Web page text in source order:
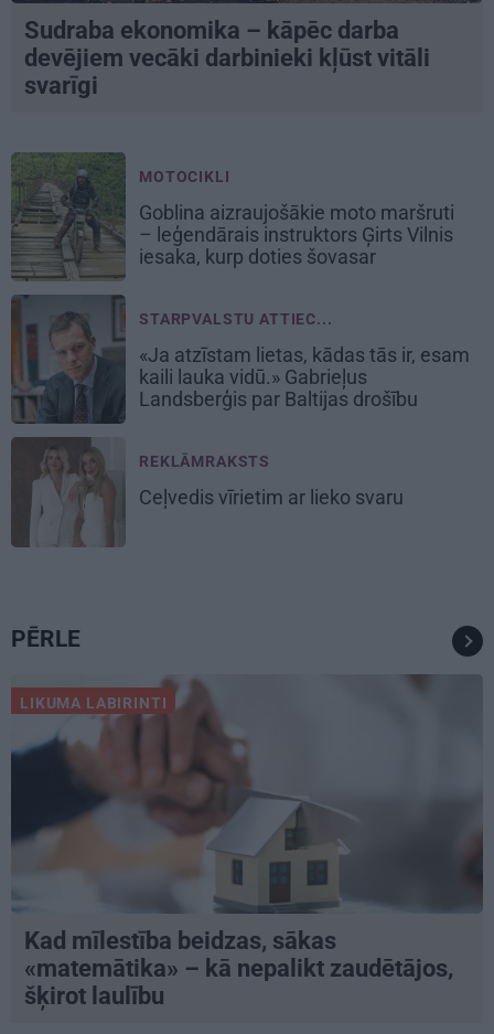
Sudraba ekonomika – kāpēc darba
devējiem vecāki darbinieki kļūst vitāli
svarīgi
MOTOCIKLI
Goblina aizraujošākie moto maršruti
– leģendārais instruktors Ģirts Vilnis
iesaka, kurp doties šovasar
STARPVALSTU ATTIEC...
«Ja atzīstam lietas, kādas tās ir, esam
kaili lauka vidū.» Gabrieļus
Landsberģis par Baltijas drošību
REKLĀMRAKSTS
Ceļvedis vīrietim ar lieko svaru
PĒRLE
LIKUMA LABIRINTI
Kad mīlestība beidzas, sākas
«matemātika» – kā nepalikt zaudētājos,
šķirot laulību